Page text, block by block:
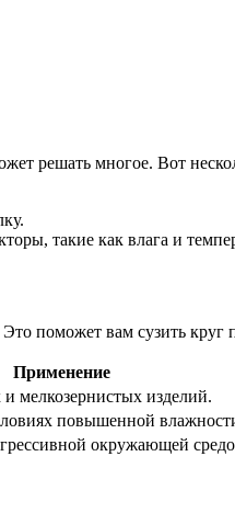
решать многое. Вот
такие как влага и
поможет вам сузить круг
Применение
мелкозернистых изделий.
повышенной
окружающей